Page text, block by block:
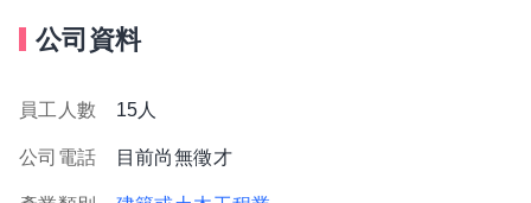
公司資料
員工人數 15人
公司電話 目前尚無徵才